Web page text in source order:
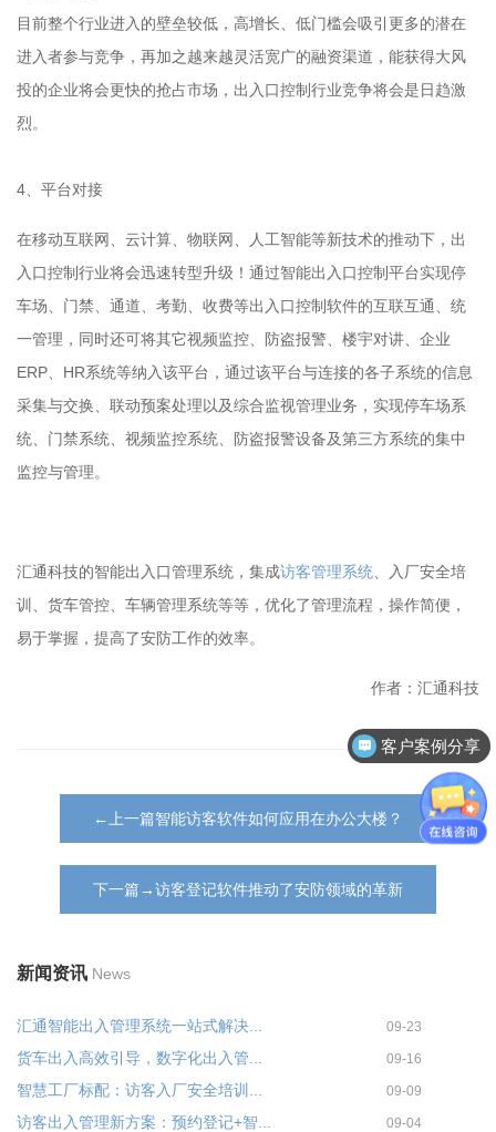
目前整个行业进入的壁垒较低，高增长、低门槛会吸引更多的潜在
进入者参与竞争，再加之越来越灵活宽广的融资渠道，能获得大风
投的企业将会更快的抢占市场，出入口控制行业竞争将会是日趋激
烈。
4、平台对接
在移动互联网、云计算、物联网、人工智能等新技术的推动下，出
入口控制行业将会迅速转型升级！通过智能出入口控制平台实现停
车场、门禁、通道、考勤、收费等出入口控制软件的互联互通、统
一管理，同时还可将其它视频监控、防盗报警、楼宇对讲、企业
ERP、HR系统等纳入该平台，通过该平台与连接的各子系统的信息
采集与交换、联动预案处理以及综合监视管理业务，实现停车场系
统、门禁系统、视频监控系统、防盗报警设备及第三方系统的集中
监控与管理。
汇通科技的智能出入口管理系统，集成访客管理系统 、入厂安全培
训、货车管控、车辆管理系统等等，优化了管理流程，操作简便，
易于掌握，提高了安防工作的效率。
作者：汇通科技
←上一篇智能访客软件如何应用在办公大楼？
下一篇→访客登记软件推动了安防领域的革新
新闻资讯 News
汇通智能出入管理系统一站式解决... 09-23
货车出入高效引导，数字化出入管... 09-16
智慧工厂标配：访客入厂安全培训... 09-09
访客出入管理新方案：预约登记+智... 09-04
客户案例分享